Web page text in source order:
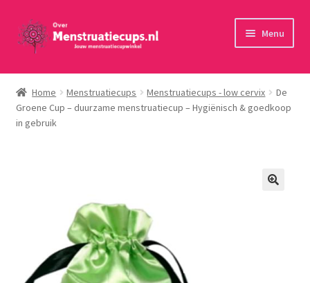
Ga
door
navigatie
Ga
naar
inhoud
Menu
Home
30 minuten persoonlijk advies
Menstruatiesponsjes
Wasbaar maandverband
Home Menstruatiecups Menstruatiecups - low cervix
De
Groene Cup – duurzame menstruatiecup – Hygiënisch & goedkoop
in gebruik